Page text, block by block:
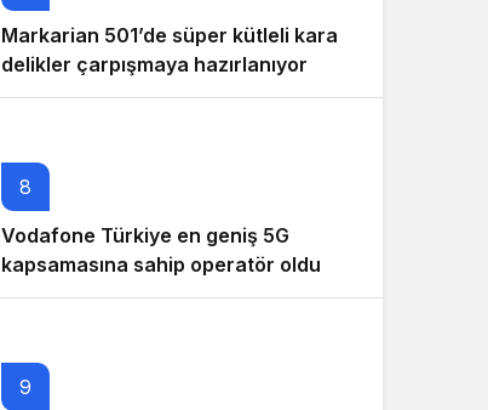
Markarian 501’de süper kütleli kara
delikler çarpışmaya hazırlanıyor
8
Vodafone Türkiye en geniş 5G
kapsamasına sahip operatör oldu
9